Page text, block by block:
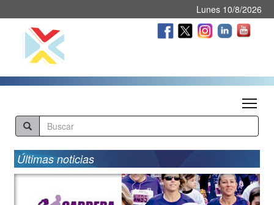
Lunes 10/8/2026
Últimas noticias